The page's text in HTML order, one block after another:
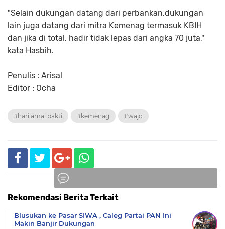
"Selain dukungan datang dari perbankan,dukungan
lain juga datang dari mitra Kemenag termasuk KBIH
dan jika di total, hadir tidak lepas dari angka 70 juta,"
kata Hasbih.
Penulis : Arisal
Editor : Ocha
#hari amal bakti #kemenag #wajo
Rekomendasi Berita Terkait
Blusukan ke Pasar SIWA , Caleg Partai PAN Ini
Makin Banjir Dukungan